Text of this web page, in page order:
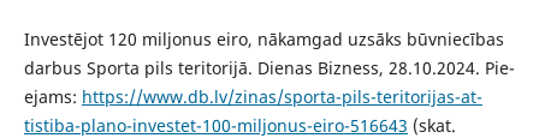
Investējot 120 miljonus eiro, nākamgad uzsāks būvniecības
darbus Sporta pils teritorijā. Dienas Bizness, 28.10.2024. Pie-
ejams: https://www.db.lv/zinas/sporta-pils-teritorijas-at-
tistiba-plano-investet-100-miljonus-eiro-516643 (skat.